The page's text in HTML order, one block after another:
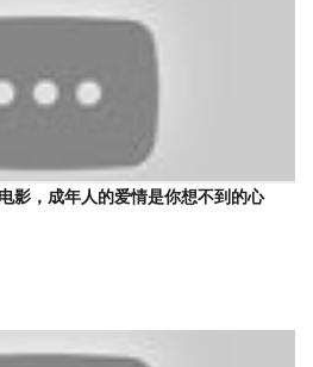
影，成年人的爱情是你想不到的心